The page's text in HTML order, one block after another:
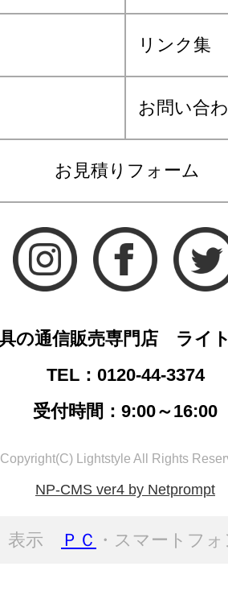
リンク集
お問い合
お見積りフォーム
の通信販売専門店 ライ
TEL：0120-44-3374
受付時間：9:00～16:00
Copyright(C) Lightstyle All Rights
NP-CMS ver4 by Netprompt
表示 ＰＣ ・スマートフ